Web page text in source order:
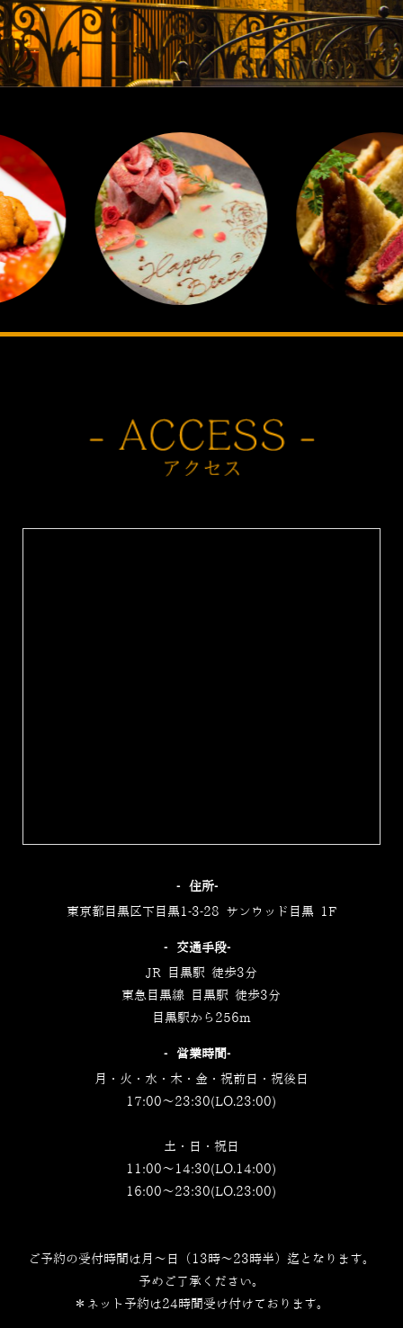
‐住所‐
東京都目黒区下目黒1-3-28 サンウッド目黒 1F
‐交通手段‐
JR 目黒駅 徒歩3分
東急目黒線 目黒駅 徒歩3分
目黒駅から256m
‐営業時間‐
月・火・水・木・金・祝前日・祝後日
17:00～23:30(LO.23:00)
土・日・祝日
11:00～14:30(LO.14:00)
16:00～23:30(LO.23:00)
ご予約の受付時間は月～日（13時～23時半）迄となります。
予めご了承ください。
＊ネット予約は24時間受け付けております。